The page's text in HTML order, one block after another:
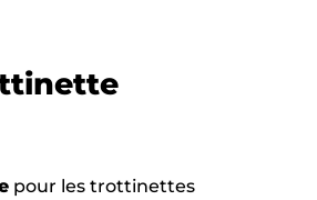
pour les trottinettes